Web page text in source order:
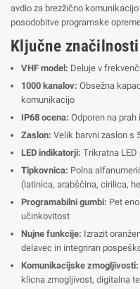
avdio za brezžično
posodobitve programske
Ključne značilnosti
VHF model: Deluje v
1000 kanalov: Obsežna
komunikacijo
IP68 ocena: Odporen na prah
Zaslon: Velik barvni zaslon s
LED indikatorji: Trikratna
Tipkovnica: Polna
(latinica, arabščina, cirilica,
Programabilni gumbi: Pet
učinkovitost
Nujne funkcije: Izrazit
delavec in integriran
Komunikacijske zmogljivosti:
klicna zmogljivost, digitalna